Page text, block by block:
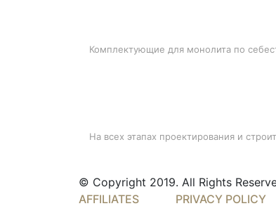
Комплектующие для монолита по
На всех этапах проектирования и
© Copyright 2019. All Rights
AFFILIATES
PRIVACY POLICY